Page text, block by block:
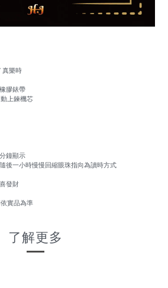
樂時
膠錶帶
上鍊機芯
顯示
小時慢慢回縮眼珠指向為讀時方式
發財
實品為準
了解更多